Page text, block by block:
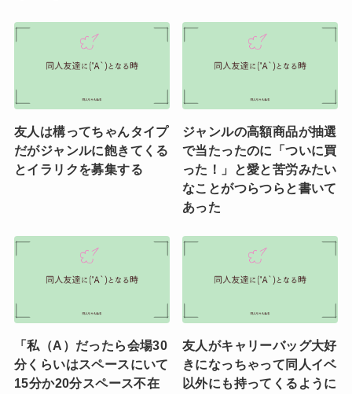
友人は構ってちゃんタイプ
だがジャンルに飽きてくる
とイラリクを募集する
ジャンルの高額商品が抽選
で当たったのに「ついに買
った！」と愛と苦労みたい
なことがつらつらと書いて
あった
「私（A）だったら会場30
分くらいはスペースにいて
15分か20分スペース不在
友人がキャリーバッグ大好
きになっちゃって同人イベ
以外にも持ってくるように